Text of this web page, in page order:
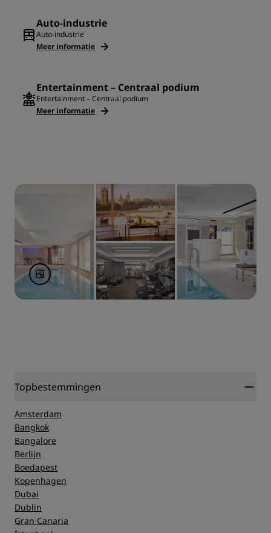
Auto-industrie
Auto-industrie
Meer informatie
Entertainment – Centraal podium
Entertainment – Centraal podium
Meer informatie
Topbestemmingen
Amsterdam
Bangkok
Bangalore
Berlijn
Boedapest
Kopenhagen
Dubai
Dublin
Gran Canaria